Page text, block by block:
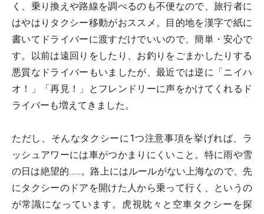
く、乗り換えや路線を調べるのも不便なので、旅行者に
はやはりタクシー移動がおススメ。目的地を漢字で紙に
書いてドライバーに渡すだけでいいので、簡単・安心で
す。以前は遠回りをしたり、お釣りをごまかしたりする
悪質なドライバーもいましたが、最近では逆に「ニイハ
オ！」「再見！」とフレンドリーに声をかけてくれるド
ライバーも増えてきました。
ただし、そんなタクシーに1つ注意事項を挙げれば、ラ
ッシュアワーには車がつかまりにくいこと。特に雨や雪
の日は絶望的……。路上にはルールがない上海なので、先
にタクシーのドアを開けた人から乗って行く、というの
が常識になっています。虎視眈々と空車タクシーを探